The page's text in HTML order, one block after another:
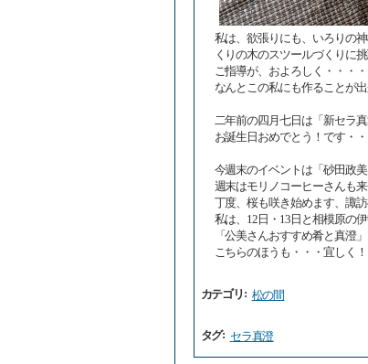
私は、欲張りにも、いろりの
くりの木のスツールづくりに挑
ご指導が、およろしく・・・・
なんとこの私にも作ることが
二年前の四月七日は「新セラ真
お誕生日おめでとう！です・・
今週末のイベントは「砂田政
週末はモリノコーヒーさんも
丁度、桜も咲き始めます、諏
私は、12日・13日と相模原の
「公美さんおすすめ肴と真澄
こちらのほうも・・・宜しく！
カテゴリ : 松の間
タグ: セラ真澄